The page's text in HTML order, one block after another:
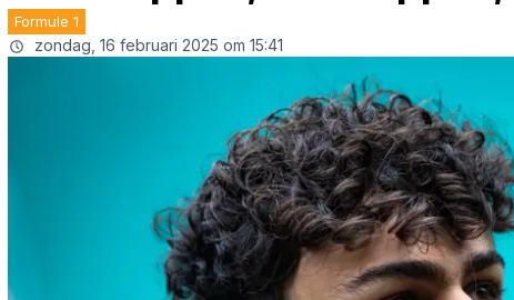
Formule 1
zondag, 16 februari 2025 om 15:41